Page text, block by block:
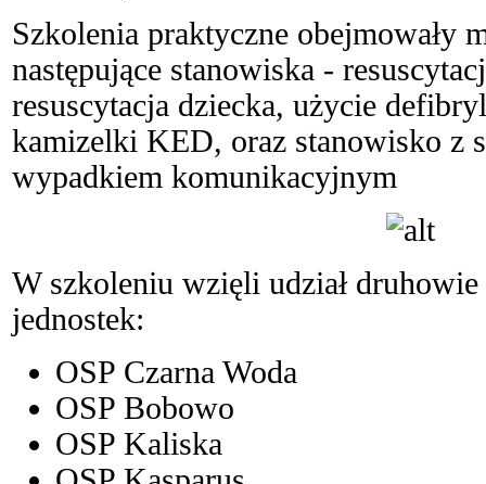
Szkolenia praktyczne obejmowały
następujące stanowiska -
resuscytacja dziecka, użycie
kamizelki KED, oraz stanowisko z
wypadkiem komunikacyjnym
W szkoleniu wzięli udział druhowie
jednostek:
OSP Czarna Woda
OSP Bobowo
OSP Kaliska